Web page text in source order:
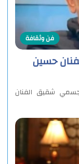
فن وثقافة
حسين
شقيق الفنان